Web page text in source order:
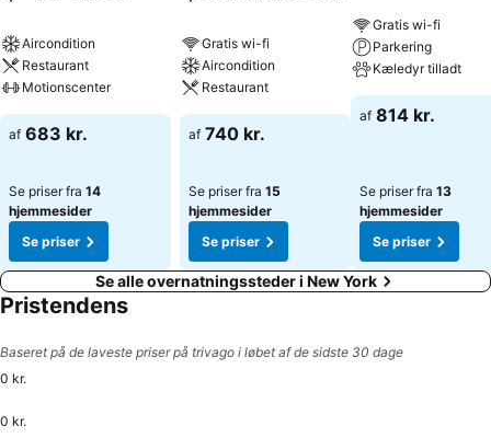
Aircondition
Restaurant
Motionscenter
af 683 kr.
Se priser fra 14
hjemmesider
Se priser
Gratis wi-fi
Aircondition
Restaurant
af 740 kr.
Se priser fra 15
hjemmesider
Se priser
Gratis wi-fi
Parkering
Kæledyr tilladt
af 814 kr.
Se priser fra 13
hjemmesider
Se priser
Se alle overnatningssteder i New York
Pristendens
Baseret på de laveste priser på trivago i løbet af de sidste 30 dage
0 kr.
0 kr.